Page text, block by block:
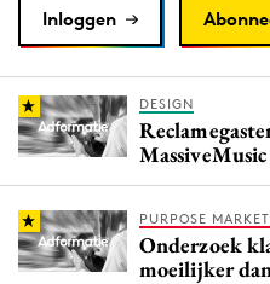
Inloggen
DESIGN
MassiveMusic
PURPOSE
Onderzoek
moeilijker